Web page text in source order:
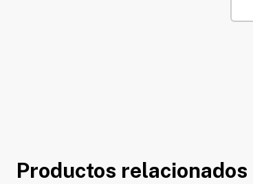
Productos relacionados